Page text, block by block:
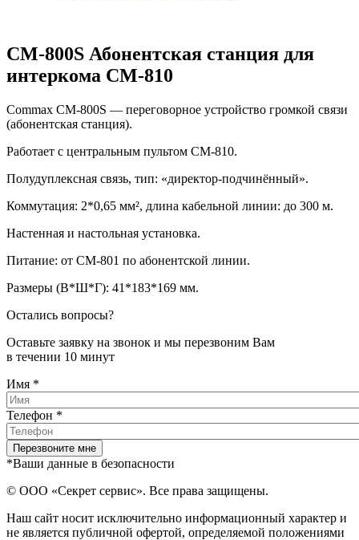
CM-800S Абонентская станция для
интеркома CM-810
Commax CM-800S — переговорное устройство громкой связи
(абонентская станция).
Работает с центральным пультом CM-810.
Полудуплексная связь, тип: «директор-подчинённый».
Коммутация: 2*0,65 мм², длина кабельной линии: до 300 м.
Настенная и настольная установка.
Питание: от CM-801 по абонентской линии.
Размеры (В*Ш*Г): 41*183*169 мм.
Остались вопросы?
Оставьте заявку на звонок и мы перезвоним Вам
в течении 10 минут
Имя *
Телефон *
*Ваши данные в безопасности
© ООО «Секрет сервис». Все права защищены.
Наш сайт носит исключительно информационный характер и
не является публичной офертой, определяемой положениями